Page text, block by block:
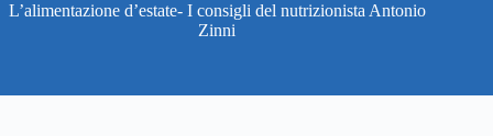
L’alimentazione d’estate- I consigli del nutrizionista Antonio
Zinni